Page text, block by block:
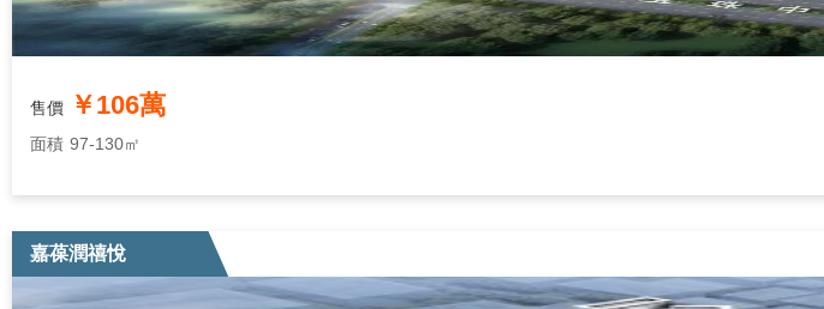
售價 ￥106萬
面積 97-130㎡
嘉葆潤禧悅